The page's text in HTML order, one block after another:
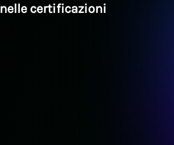
nelle certificazioni